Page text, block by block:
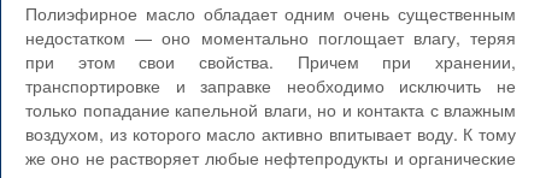
Полиэфирное масло обладает одним очень существенным
недостатком — оно моментально поглощает влагу, теряя
при этом свои свойства. Причем при хранении,
транспортировке и заправке необходимо исключить не
только попадание капельной влаги, но и контакта с влажным
воздухом, из которого масло активно впитывает воду. К тому
же оно не растворяет любые нефтепродукты и органические